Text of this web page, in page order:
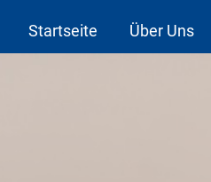
Startseite Über Uns